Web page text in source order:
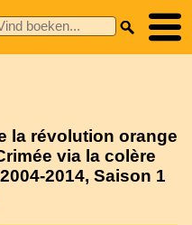
la révolution orange
via la colère
2014, Saison 1